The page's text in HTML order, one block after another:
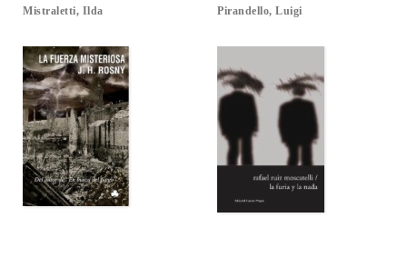
Mistraletti, Ilda Pirandello, Luigi